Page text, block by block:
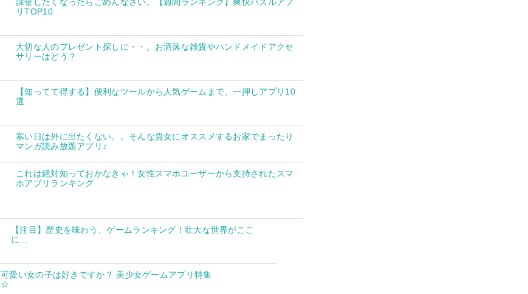
リTOP10
大切な人のプレゼント探しに・・。お洒落な雑貨やハンドメイドアクセ
サリーはどう？
【知ってて得する】便利なツールから人気ゲームまで、一押しアプリ10
選
寒い日は外に出たくない。。そんな貴女にオススメするお家でまったり
マンガ読み放題アプリ♪
これは絶対知っておかなきゃ！女性スマホユーザーから支持されたスマ
ホアプリランキング
【注目】歴史を味わう、ゲームランキング！壮大な世界がここ
に…
可愛い女の子は好きですか？ 美少女ゲームアプリ特集
☆